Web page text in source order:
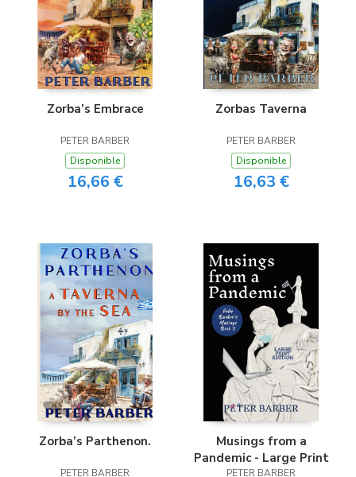
Zorba’s Embrace
PETER BARBER
Disponible
16,66 €
Zorbas Taverna
PETER BARBER
Disponible
16,63 €
Zorba’s Parthenon.
PETER BARBER
Musings from a
Pandemic - Large Print
PETER BARBER